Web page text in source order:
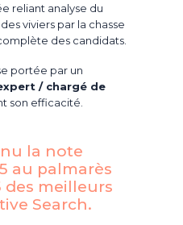
reliant analyse du
viviers par la chasse
des candidats.
portée par un
/ chargé de
son efficacité.
la note
au palmarès
des meilleurs
Search.​